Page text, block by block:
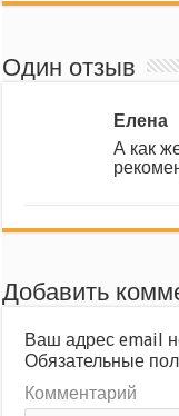
Один отзыв
Елена
А как
Добавить
Ваш адрес email
Обязательные
Комментарий